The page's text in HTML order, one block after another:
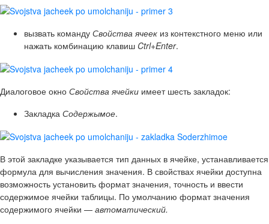
вызвать команду Свойства ячеек из контекстного меню или
нажать комбинацию клавиш Ctrl+Enter.
Диалоговое окно Свойства ячейки имеет шесть закладок:
Закладка Содержымое.
В этой закладке указывается тип данных в ячейке, устанавливается
формула для вычисления значения. В свойствах ячейки доступна
возможность установить формат значения, точность и ввести
содержимое ячейки таблицы. По умолчанию формат значения
содержимого ячейки — автоматический.